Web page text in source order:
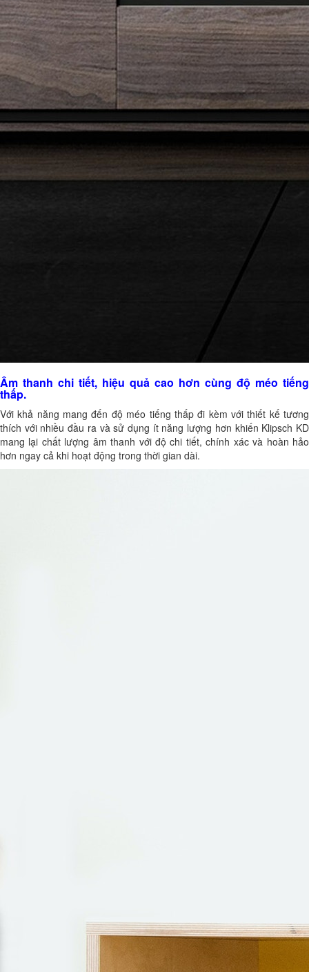
Âm thanh chi tiết, hiệu quả cao hơn cùng độ méo tiếng
thấp.
Với khả năng mang đến độ méo tiếng thấp đi kèm với thiết kế tương
thích với nhiều đầu ra và sử dụng ít năng lượng hơn khiến Klipsch KD
mang lại chất lượng âm thanh với độ chi tiết, chính xác và hoàn hảo
hơn ngay cả khi hoạt động trong thời gian dài.